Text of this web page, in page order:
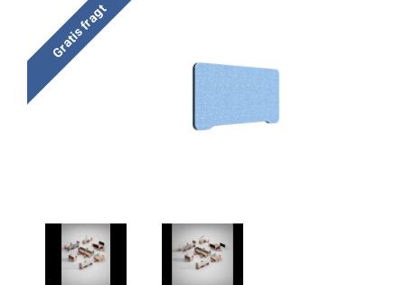
Gratis fragt